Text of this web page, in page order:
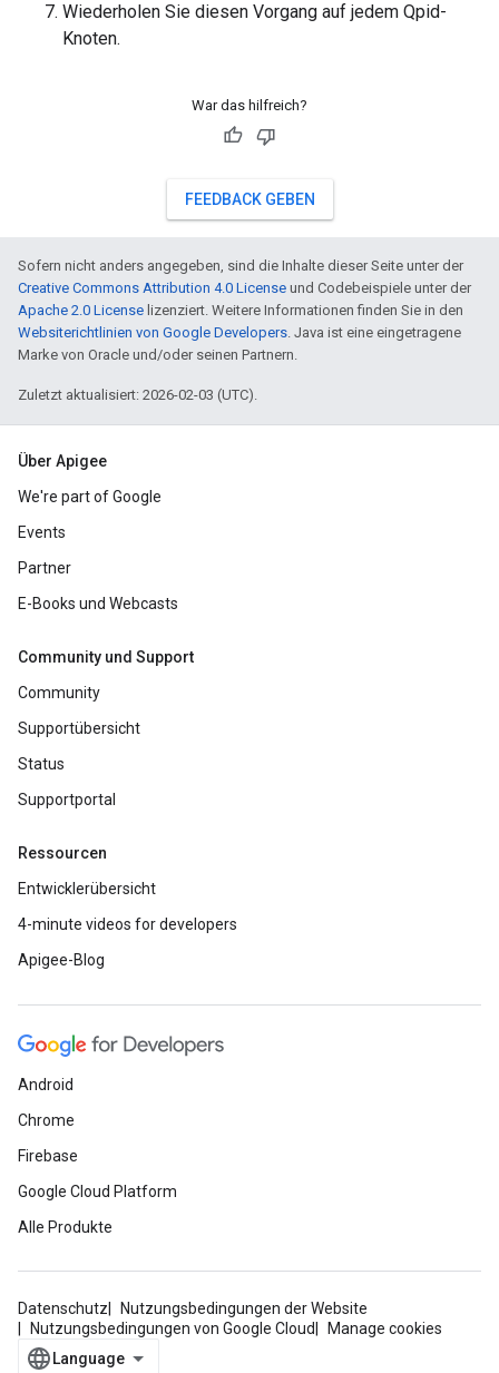
Wiederholen Sie diesen Vorgang auf jedem Qpid-
Knoten.
War das hilfreich?
FEEDBACK GEBEN
Sofern nicht anders angegeben, sind die Inhalte dieser Seite unter der
Creative Commons Attribution 4.0 License und Codebeispiele unter der
Apache 2.0 License lizenziert. Weitere Informationen finden Sie in den
Websiterichtlinien von Google Developers. Java ist eine eingetragene
Marke von Oracle und/oder seinen Partnern.
Zuletzt aktualisiert: 2026-02-03 (UTC).
Über Apigee
We're part of Google
Events
Partner
E-Books und Webcasts
Community und Support
Community
Supportübersicht
Status
Supportportal
Ressourcen
Entwicklerübersicht
4-minute videos for developers
Apigee-Blog
Android
Chrome
Firebase
Google Cloud Platform
Alle Produkte
Datenschutz
Nutzungsbedingungen der Website
Nutzungsbedingungen von Google Cloud
Manage cookies